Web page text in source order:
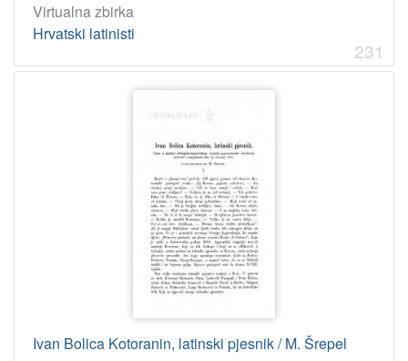
Virtualna zbirka
Hrvatski latinisti
231
Ivan Bolica Kotoranin, latinski pjesnik / M. Šrepel